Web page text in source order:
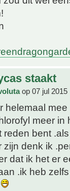
staakt
op 07 jul 2015
helemaal
meer in
reden bent
zijn denk ik
dat ik het er
.ik heb